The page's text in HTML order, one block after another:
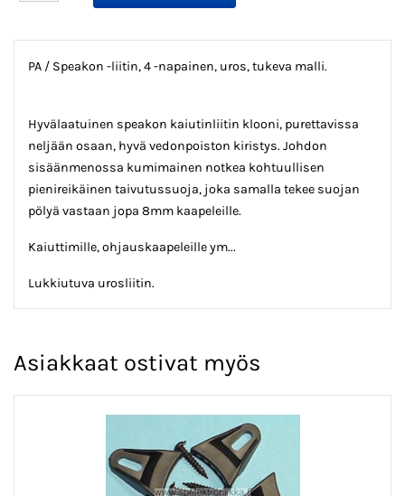
PA / Speakon -liitin, 4 -napainen, uros, tukeva malli.
Hyvälaatuinen speakon kaiutinliitin klooni, purettavissa
neljään osaan, hyvä vedonpoiston kiristys. Johdon
sisäänmenossa kumimainen notkea kohtuullisen
pienireikäinen taivutussuoja, joka samalla tekee suojan
pölyä vastaan jopa 8mm kaapeleille.
Kaiuttimille, ohjauskaapeleille ym...
Lukkiutuva urosliitin.
Asiakkaat ostivat myös